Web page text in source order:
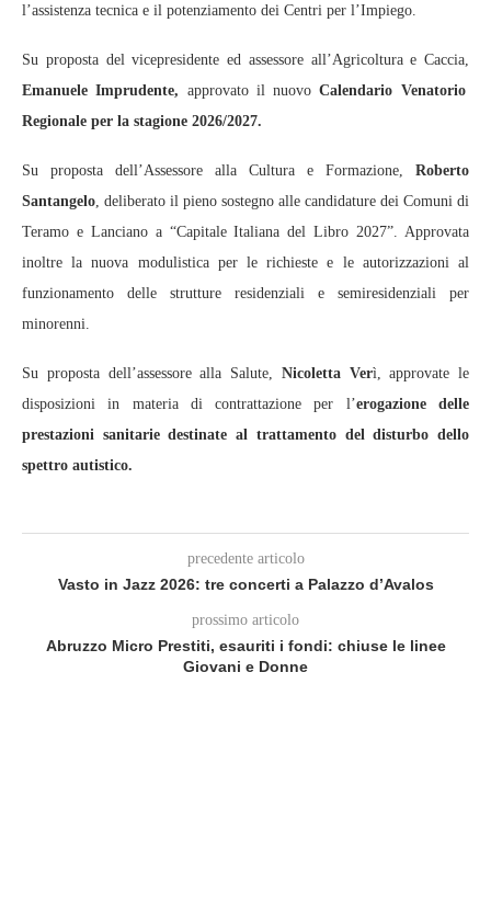
l’assistenza tecnica e il potenziamento dei Centri per l’Impiego.
Su proposta del vicepresidente ed assessore all’Agricoltura e Caccia,
Emanuele Imprudente, approvato il nuovoCalendario Venatorio
Regionale per la stagione 2026/2027.
Su proposta dell’Assessore alla Cultura e Formazione, Roberto
Santangelo , deliberato il pieno sostegno alle candidature dei Comuni di
Teramo e Lanciano a “Capitale Italiana del Libro 2027”. Approvata
inoltre la nuova modulistica per le richieste e le autorizzazioni al
funzionamento delle strutture residenziali e semiresidenziali per
minorenni.
Su proposta dell’assessore alla Salute, Nicoletta Verì, approvate le
disposizioni in materia di contrattazione per l’erogazione delle
prestazioni sanitarie destinate al trattamento del disturbo dello
spettro autistico.
precedente articolo
Vasto in Jazz 2026: tre concerti a Palazzo d’Avalos
prossimo articolo
Abruzzo Micro Prestiti, esauriti i fondi: chiuse le linee
Giovani e Donne